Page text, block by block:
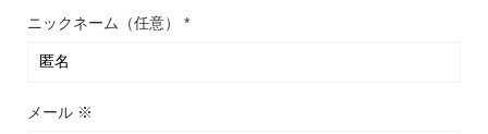
ニックネーム（任意） *
メール ※